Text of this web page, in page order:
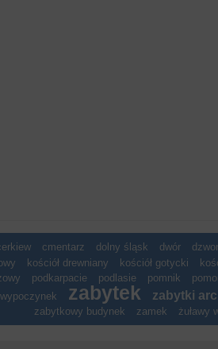
cmentarz dolny śląsk dwór
kościół drewniany kościół gotycki
podkarpacie podlasie pomnik
wypoczynek zabytek zabytki
zabytkowy budynek
zamek żuławy